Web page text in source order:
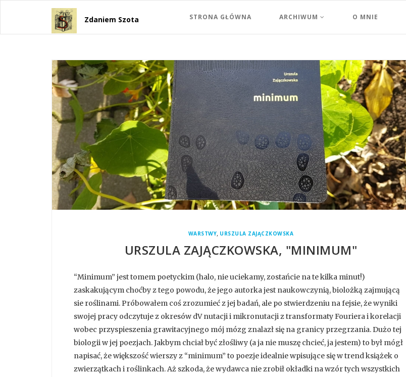
Zdaniem Szota STRONA GŁÓWNA ARCHIWUM O MNIE
WARSTWY, URSZULA ZAJĄCZKOWSKA
URSZULA ZAJĄCZKOWSKA, "MINIMUM"
“Minimum” jest tomem poetyckim (halo, nie uciekamy, zostańcie na te kilka minut!)
zaskakującym choćby z tego powodu, że jego autorka jest naukowczynią, biolożką zajmującą
sie roślinami. Próbowałem coś zrozumieć z jej badań, ale po stwierdzeniu na fejsie, że wyniki
swojej pracy odczytuje z okresów dV nutacji i mikronutacji z transformaty Fouriera i korelacji
wobec przyspieszenia grawitacyjnego mój mózg znalazł się na granicy przegrzania. Dużo tej
biologii w jej poezjach. Jakbym chciał być złośliwy (a ja nie muszę chcieć, ja jestem) to był mógł
napisać, że większość wierszy z “minimum” to poezje idealnie wpisujące się w trend książek o
zwierzątkach i roślinkach. Aż szkoda, że wydawca nie zrobił okładki na wzór tych wszystkich